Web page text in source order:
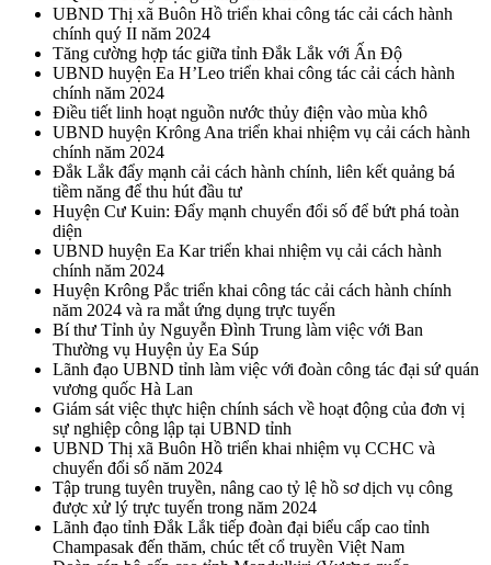
UBND Thị xã Buôn Hồ triển khai công tác cải cách hành
chính quý II năm 2024
Tăng cường hợp tác giữa tỉnh Đắk Lắk với Ấn Độ
UBND huyện Ea H’Leo triển khai công tác cải cách hành
chính năm 2024
Điều tiết linh hoạt nguồn nước thủy điện vào mùa khô
UBND huyện Krông Ana triển khai nhiệm vụ cải cách hành
chính năm 2024
Đắk Lắk đẩy mạnh cải cách hành chính, liên kết quảng bá
tiềm năng để thu hút đầu tư
Huyện Cư Kuin: Đẩy mạnh chuyển đổi số để bứt phá toàn
diện
UBND huyện Ea Kar triển khai nhiệm vụ cải cách hành
chính năm 2024
Huyện Krông Pắc triển khai công tác cải cách hành chính
năm 2024 và ra mắt ứng dụng trực tuyến
Bí thư Tỉnh ủy Nguyễn Đình Trung làm việc với Ban
Thường vụ Huyện ủy Ea Súp
Lãnh đạo UBND tỉnh làm việc với đoàn công tác đại sứ quán
vương quốc Hà Lan
Giám sát việc thực hiện chính sách về hoạt động của đơn vị
sự nghiệp công lập tại UBND tỉnh
UBND Thị xã Buôn Hồ triển khai nhiệm vụ CCHC và
chuyển đổi số năm 2024
Tập trung tuyên truyền, nâng cao tỷ lệ hồ sơ dịch vụ công
được xử lý trực tuyến trong năm 2024
Lãnh đạo tỉnh Đắk Lắk tiếp đoàn đại biểu cấp cao tỉnh
Champasak đến thăm, chúc tết cổ truyền Việt Nam